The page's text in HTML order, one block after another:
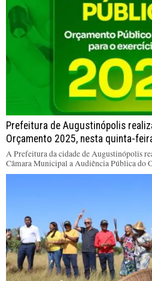
Prefeitura de Augustinópolis
Orçamento 2025, nesta quinta-
A Prefeitura da cidade de Augustinópolis
Câmara Municipal a Audiência Pública do